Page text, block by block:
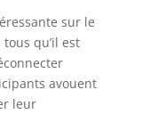
sur le
qu’il est
avouent
leur